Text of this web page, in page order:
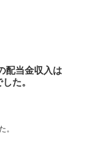
配当金収入は
た。
。